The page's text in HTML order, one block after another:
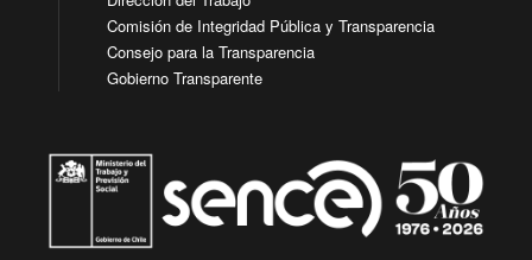
Comisión de Integridad Pública y Transparencia
Consejo para la Transparencia
Gobierno Transparente